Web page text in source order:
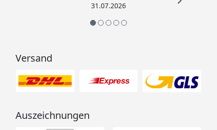
31.07.2026
Versand
Auszeichnungen